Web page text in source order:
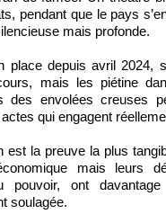
pendant que le pays
mais profonde.
place depuis avril 2024,
mais les piétine
des envolées creuses
actes qui engagent
est la preuve la plus
mais leurs
pouvoir, ont davantage
soulagée.